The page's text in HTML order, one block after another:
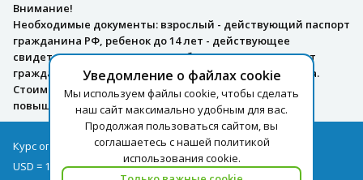
Внимание!
Необходимые документы: взрослый - действующий паспорт
гражданина РФ, ребенок до 14 лет - действующее
свидетельство о рождении, ребенок с 14 лет - паспорт
гражданина РФ, для школьников – справка школьника.
Стоимость тура может быть увеличена в связи с
повышением железнодорожного тарифа.
Уведомление о файлах cookie
Мы используем файлы cookie, чтобы сделать
наш сайт максимально удобным для вас.
Продолжая пользоваться сайтом, вы
соглашаетесь с нашей политикой
использования cookie.
Курс оплаты туров на 09.08
USD = 1,71
EUR = 1,97